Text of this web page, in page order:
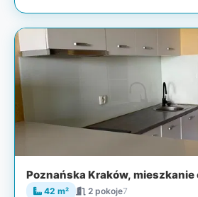
Poznańska Kraków, mieszkanie
42 m² 2 pokoje7